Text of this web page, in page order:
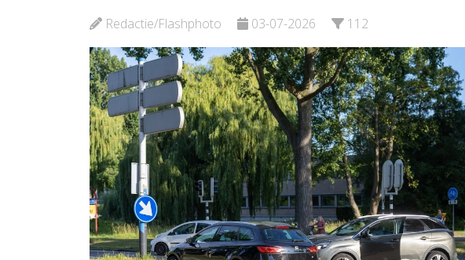
Redactie/Flashphoto 03-07-2026 112
Schiedam
Bekijk de pagina